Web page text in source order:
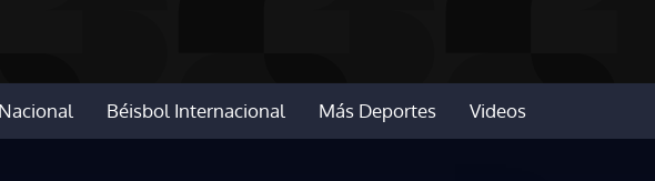
Béisbol Internacional Más Deportes Videos